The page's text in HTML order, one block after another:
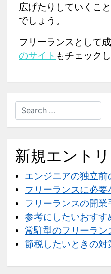
広げたりしていくこ
でしょう。
フリーランスとして
のサイト もチェック
新規エント
エンジニアの独立
フリーランスに必要
フリーランスの開業
参考にしたいおすす
常駐型のフリーラン
節税したいときの対